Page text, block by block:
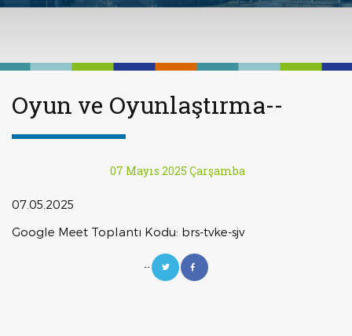
Oyun ve Oyunlaştırma--
07 Mayıs 2025 Çarşamba
07.05.2025
Google Meet Toplantı Kodu: brs-tvke-sjv
--